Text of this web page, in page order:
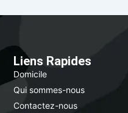
Liens Rapides
Domicile
Qui sommes-nous
Contactez-nous